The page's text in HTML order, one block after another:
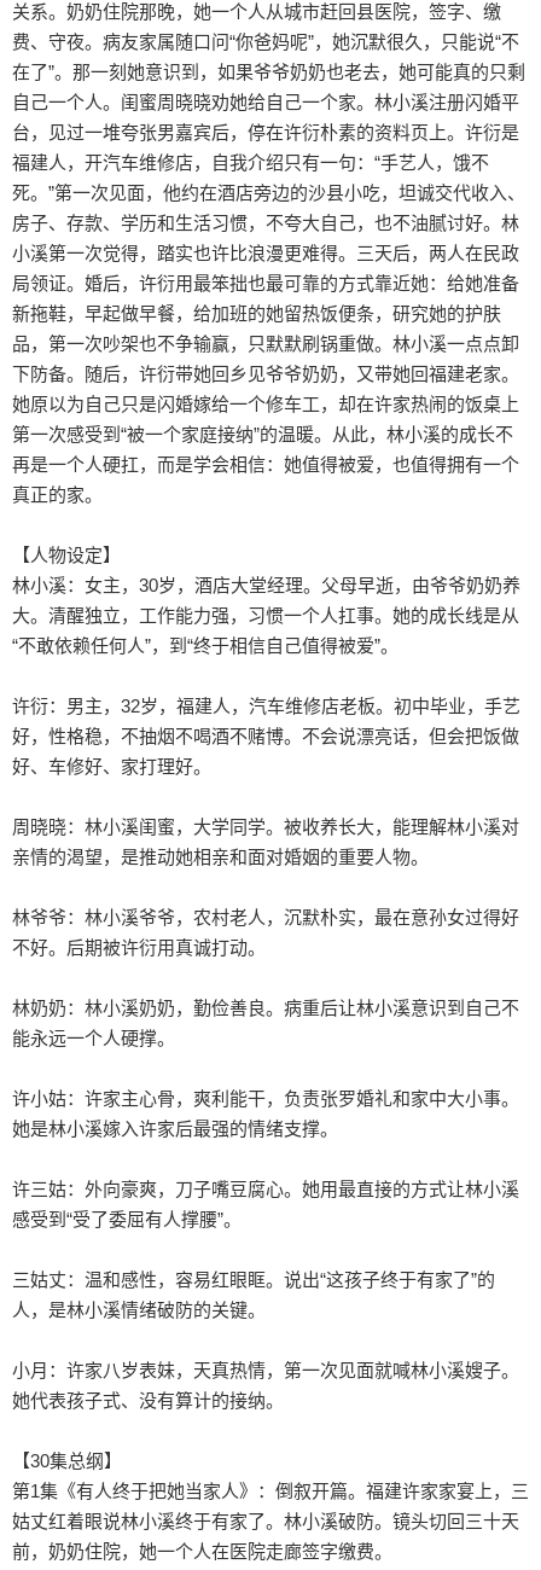
关系。奶奶住院那晚，她一个人从城市赶回县医院，签字、缴
费、守夜。病友家属随口问“你爸妈呢”，她沉默很久，只能说“不
在了”。那一刻她意识到，如果爷爷奶奶也老去，她可能真的只剩
自己一个人。闺蜜周晓晓劝她给自己一个家。林小溪注册闪婚平
台，见过一堆夸张男嘉宾后，停在许衍朴素的资料页上。许衍是
福建人，开汽车维修店，自我介绍只有一句：“手艺人，饿不
死。”第一次见面，他约在酒店旁边的沙县小吃，坦诚交代收入、
房子、存款、学历和生活习惯，不夸大自己，也不油腻讨好。林
小溪第一次觉得，踏实也许比浪漫更难得。三天后，两人在民政
局领证。婚后，许衍用最笨拙也最可靠的方式靠近她：给她准备
新拖鞋，早起做早餐，给加班的她留热饭便条，研究她的护肤
品，第一次吵架也不争输赢，只默默刷锅重做。林小溪一点点卸
下防备。随后，许衍带她回乡见爷爷奶奶，又带她回福建老家。
她原以为自己只是闪婚嫁给一个修车工，却在许家热闹的饭桌上
第一次感受到“被一个家庭接纳”的温暖。从此，林小溪的成长不
再是一个人硬扛，而是学会相信：她值得被爱，也值得拥有一个
真正的家。
【人物设定】
林小溪：女主，30岁，酒店大堂经理。父母早逝，由爷爷奶奶养
大。清醒独立，工作能力强，习惯一个人扛事。她的成长线是从
“不敢依赖任何人”，到“终于相信自己值得被爱”。
许衍：男主，32岁，福建人，汽车维修店老板。初中毕业，手艺
好，性格稳，不抽烟不喝酒不赌博。不会说漂亮话，但会把饭做
好、车修好、家打理好。
周晓晓：林小溪闺蜜，大学同学。被收养长大，能理解林小溪对
亲情的渴望，是推动她相亲和面对婚姻的重要人物。
林爷爷：林小溪爷爷，农村老人，沉默朴实，最在意孙女过得好
不好。后期被许衍用真诚打动。
林奶奶：林小溪奶奶，勤俭善良。病重后让林小溪意识到自己不
能永远一个人硬撑。
许小姑：许家主心骨，爽利能干，负责张罗婚礼和家中大小事。
她是林小溪嫁入许家后最强的情绪支撑。
许三姑：外向豪爽，刀子嘴豆腐心。她用最直接的方式让林小溪
感受到“受了委屈有人撑腰”。
三姑丈：温和感性，容易红眼眶。说出“这孩子终于有家了”的
人，是林小溪情绪破防的关键。
小月：许家八岁表妹，天真热情，第一次见面就喊林小溪嫂子。
她代表孩子式、没有算计的接纳。
【30集总纲】
第1集《有人终于把她当家人》：倒叙开篇。福建许家家宴上，三
姑丈红着眼说林小溪终于有家了。林小溪破防。镜头切回三十天
前，奶奶住院，她一个人在医院走廊签字缴费。